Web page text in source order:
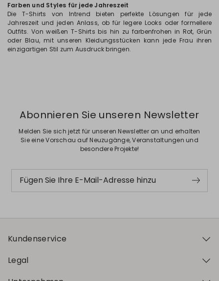
Farben und Styles für jede Jahreszeit
Die T-Shirts von Intrend bieten perfekte Lösungen für jede
Jahreszeit und jeden Anlass, ob für legere Looks oder formellere
Outfits. Von weißen T-Shirts bis hin zu farbenfrohen in Rot, Grün
oder Blau, mit unseren Kleidungsstücken kann jede Frau ihren
einzigartigen Stil zum Ausdruck bringen.
Abonnieren Sie unseren Newsletter
Melden Sie sich jetzt für unseren Newsletter an und erhalten
Sie eine Vorschau auf Neuzugänge, Veranstaltungen und
besondere Projekte!
Fügen Sie Ihre E-Mail-Adresse hinzu
Kundenservice
Legal